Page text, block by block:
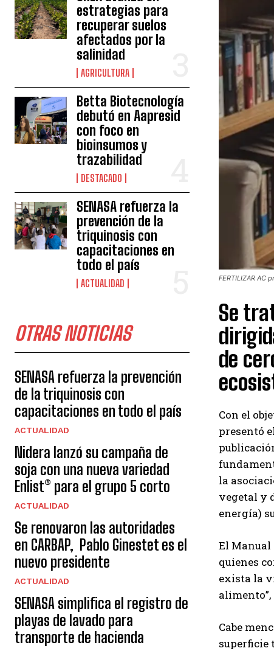
estrategias para
recuperar suelos
afectados por la
salinidad
AGRICULTURA
Betta Biotecnología
debutó en Aapresid
con foco en
bioinsumos y
trazabilidad
DESTACADO
SENASA refuerza la
prevención de la
triquinosis con
capacitaciones en
todo el país
ACTUALIDAD
OTRAS NOTICIAS
SENASA refuerza la prevención
de la triquinosis con
capacitaciones en todo el país
ACTUALIDAD
Nidera lanzó su campaña de
soja con una nueva variedad
Enlist® para el grupo 5 corto
ACTUALIDAD
Se renovaron las autoridades
en CARBAP, Pablo Ginestet es el
nuevo presidente
ACTUALIDAD
SENASA simplifica el registro de
playas de lavado para
transporte de hacienda
FERTILIZAR AC
Se
de
Con el
presentó
la
vegetal y
energía)
El Manual
quienes
exista la
alimento”,
Cabe
superficie